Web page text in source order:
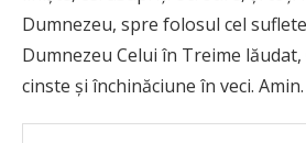
Dumnezeu, spre folosul cel
Dumnezeu Celui în Treime lăudat,
cinste şi închinăciune în veci. Amin.